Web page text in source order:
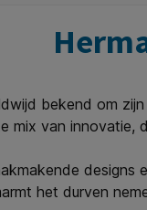
bekend om
mix van innovatie,
designs
het durven